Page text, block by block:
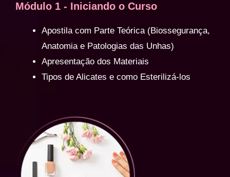
Módulo 1 - Iniciando o Curso
Apostila com Parte Teórica (Biossegurança,
Anatomia e Patologias das Unhas)
Apresentação dos Materiais
Tipos de Alicates e como Esterilizá-los